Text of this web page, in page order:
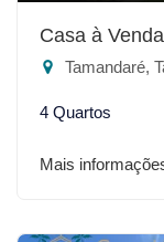
Casa à
Tamandaré,
4 Quartos
Mais